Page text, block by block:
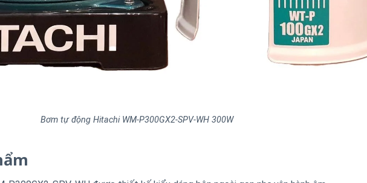
Bơm tự động Hitachi WM-P300GX2-SPV-WH 300W